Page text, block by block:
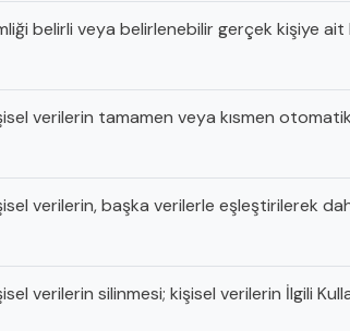
belirli veya belirlenebilir gerçek kişiye
verilerin tamamen veya kısmen
verilerin, başka verilerle eşleştirilerek
verilerin silinmesi; kişisel verilerin İlgili